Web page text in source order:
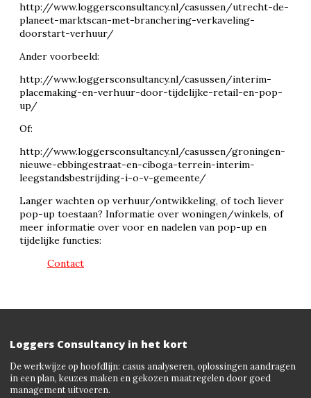
http://www.loggersconsultancy.nl/casussen/utrecht-de-
planeet-marktscan-met-branchering-verkaveling-
doorstart-verhuur/
Ander voorbeeld:
http://www.loggersconsultancy.nl/casussen/interim-
placemaking-en-verhuur-door-tijdelijke-retail-en-pop-
up/
Of:
http://www.loggersconsultancy.nl/casussen/groningen-
nieuwe-ebbingestraat-en-ciboga-terrein-interim-
leegstandsbestrijding-i-o-v-gemeente/
Langer wachten op verhuur/ontwikkeling, of toch liever
pop-up toestaan? Informatie over woningen/winkels, of
meer informatie over voor en nadelen van pop-up en
tijdelijke functies:
Contact
Loggers Consultancy in het kort
De werkwijze op hoofdlijn: casus analyseren, oplossingen aandragen
in een plan, keuzes maken en gekozen maatregelen door goed
management uitvoeren.